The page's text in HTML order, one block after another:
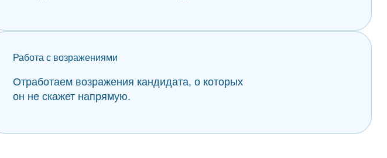
Работа с возражениями
Отработаем возражения кандидата, о которых
он не скажет напрямую.